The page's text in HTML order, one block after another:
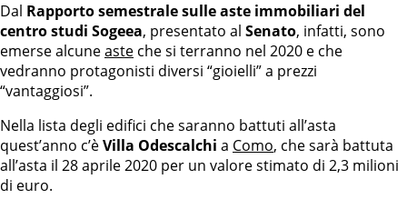
Dal Rapporto semestrale sulle aste immobiliari del
centro studi Sogeea, presentato al Senato, infatti, sono
emerse alcuneaste che si terranno nel 2020 e che
vedranno protagonisti diversi “gioielli” a prezzi
“vantaggiosi”.
Nella lista degli edifici che saranno battuti all’asta
quest’anno c’èVilla Odescalchi a Como, che sarà battuta
all’asta il 28 aprile 2020 per un valore stimato di 2,3 milioni
di euro.